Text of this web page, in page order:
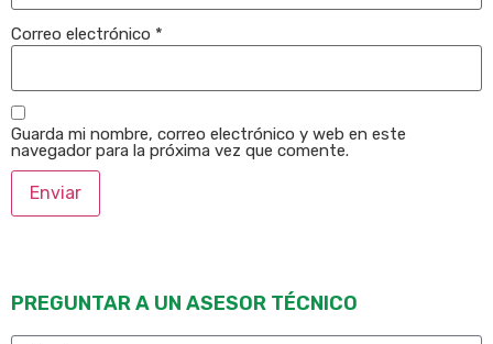
Correo electrónico *
Guarda mi nombre, correo electrónico y web en este
navegador para la próxima vez que comente.
PREGUNTAR A UN ASESOR TÉCNICO